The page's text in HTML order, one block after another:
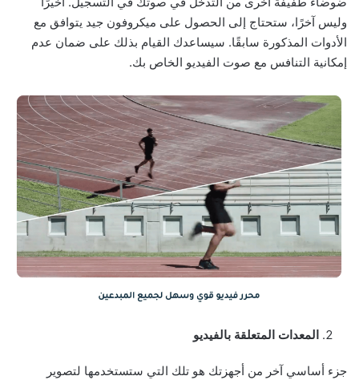
وليس آخرًا، ستحتاج إلى الحصول على ميكروفون جيد يتوافق مع
الأدوات المذكورة سابقًا. سيساعدك القيام بذلك على ضمان عدم
إمكانية التنافس مع صوت الفيديو الخاص بك.
المعدات المتعلقة بالفيديو
جزء أساسي آخر من أجهزتك هو تلك التي ستستخدمها لتصوير